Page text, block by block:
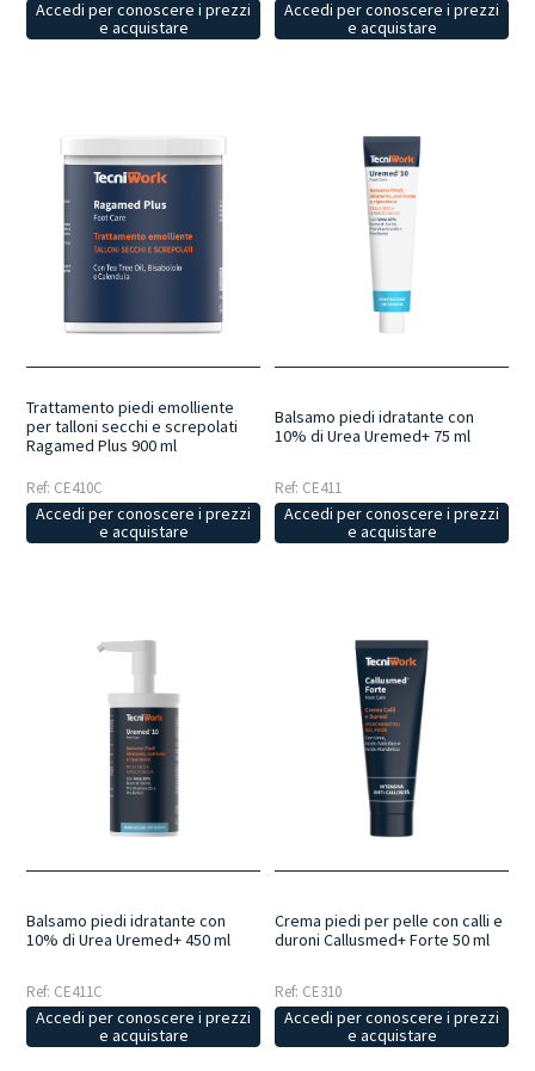
Accedi per conoscere i prezzi
e acquistare
Accedi per conoscere i prezzi
e acquistare
Trattamento piedi emolliente
per talloni secchi e screpolati
Ragamed Plus 900 ml
Ref: CE410C
Accedi per conoscere i prezzi
e acquistare
Balsamo piedi idratante con
10% di Urea Uremed+ 75 ml
Ref: CE411
Accedi per conoscere i prezzi
e acquistare
Balsamo piedi idratante con
10% di Urea Uremed+ 450 ml
Ref: CE411C
Accedi per conoscere i prezzi
e acquistare
Crema piedi per pelle con calli e
duroni Callusmed+ Forte 50 ml
Ref: CE310
Accedi per conoscere i prezzi
e acquistare